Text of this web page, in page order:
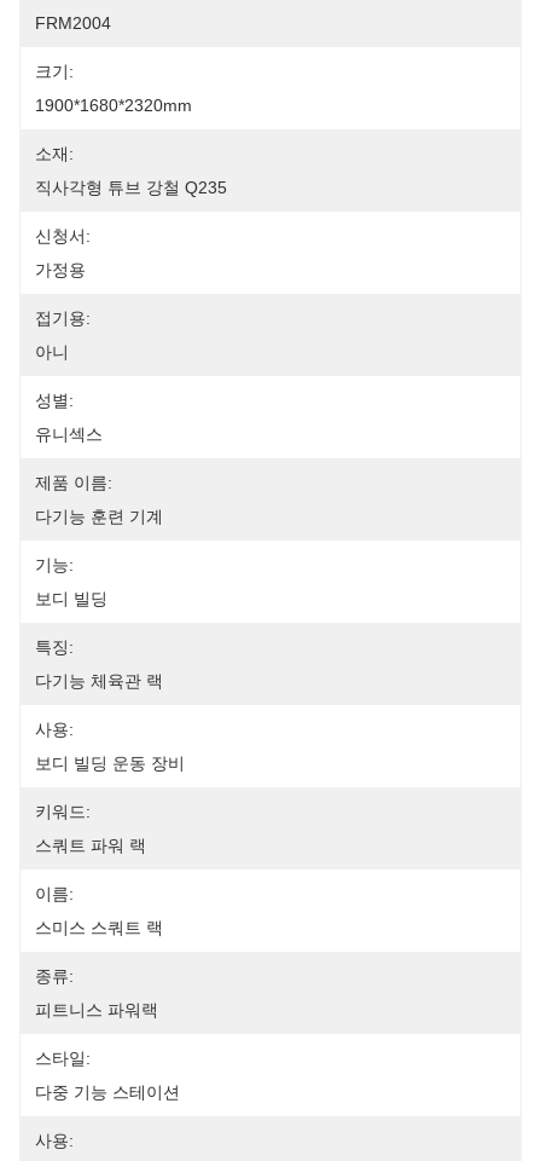
FRM2004
크기:
1900*1680*2320mm
소재:
직사각형 튜브 강철 Q235
신청서:
가정용
접기용:
아니
성별:
유니섹스
제품 이름:
다기능 훈련 기계
기능:
보디 빌딩
특징:
다기능 체육관 랙
사용:
보디 빌딩 운동 장비
키워드:
스쿼트 파워 랙
이름:
스미스 스쿼트 랙
종류:
피트니스 파워랙
스타일:
다중 기능 스테이션
사용: